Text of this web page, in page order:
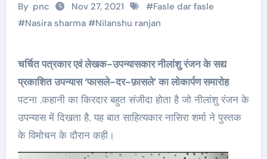
By pnc Nov 27, 2021 #Fasle dar fasle
#Nasira sharma#Nilanshu ranjan
चर्चित पत्रकार एवं लेखक-उपन्यासकार नीलांशु रंजन के सद्य
प्रकाशित उपन्यास ‘फासले-दर-फ़ासले’ का लोकार्पण समारोह
पटना .कहानी का किरदार बहुत संजीदा होता है जो नीलांशु रंजन के
उपन्यास में दिखता है. यह बात साहित्यकार नासिरा शर्मा ने पुस्तक
के विमोचन के दौरान कही।